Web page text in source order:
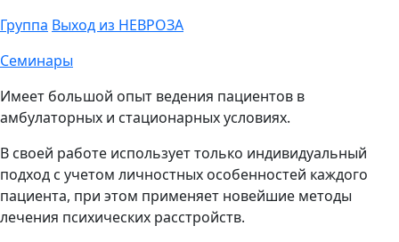
Группа Выход из НЕВРОЗА
Семинары
Имеет большой опыт ведения пациентов в
амбулаторных и стационарных условиях.
В своей работе использует только индивидуальный
подход с учетом личностных особенностей каждого
пациента, при этом применяет новейшие методы
лечения психических расстройств.